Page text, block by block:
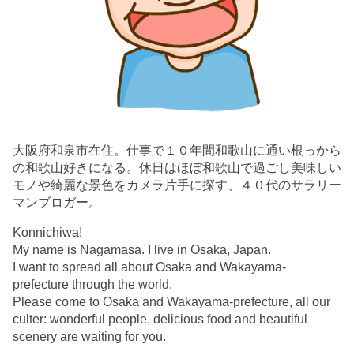
大阪府和泉市在住。仕事で１０年間和歌山に通い根っから
の和歌山好きになる。休日はほぼ和歌山で過ごし美味しい
モノや綺麗な景色をカメラ片手に探す、４０代のサラリー
マンブロガー。
Konnichiwa!
My name is Nagamasa. I live in Osaka, Japan.
I want to spread all about Osaka and Wakayama-
prefecture through the world.
Please come to Osaka and Wakayama-prefecture, all our
culter: wonderful people, delicious food and beautiful
scenery are waiting for you.